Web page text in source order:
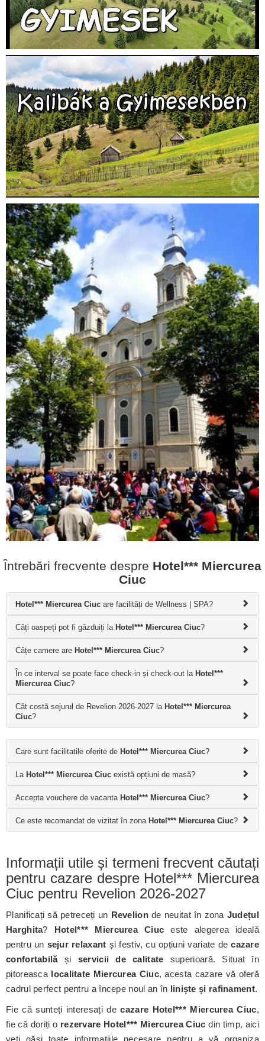
Întrebări frecvente despre Hotel*** Miercurea
Ciuc
Hotel*** Miercurea Ciuc are facilități de Wellness | SPA?
Câți oaspeți pot fi găzduiți la Hotel*** Miercurea Ciuc?
Câțe camere are Hotel*** Miercurea Ciuc?
În ce interval se poate face check-in și check-out la Hotel***
Miercurea Ciuc?
Cât costă sejurul de Revelion 2026-2027 la Hotel*** Miercurea
Ciuc?
Care sunt facilitatile oferite de Hotel*** Miercurea Ciuc?
La Hotel*** Miercurea Ciuc există opțiuni de masă?
Accepta vouchere de vacanta Hotel*** Miercurea Ciuc?
Ce este recomandat de vizitat în zona Hotel*** Miercurea Ciuc?
Informații utile și termeni frecvent căutați
pentru cazare despre Hotel*** Miercurea
Ciuc pentru Revelion 2026-2027
Planificați să petreceți un Revelionde neuitat în zona Județul
Harghita? Hotel*** Miercurea Ciuc este alegerea ideală
pentru un sejur relaxant și festiv, cu opțiuni variate decazare
confortabilăși servicii de calitate superioară. Situat în
pitoreasca localitate Miercurea Ciuc, acesta cazare vă oferă
cadrul perfect pentru a începe noul an în liniște și rafinament.
Fie că sunteți interesați decazare Hotel*** Miercurea Ciuc,
fie că doriți o rezervare Hotel*** Miercurea Ciuc din timp, aici
veți găsi toate informațiile necesare pentru a vă organiza